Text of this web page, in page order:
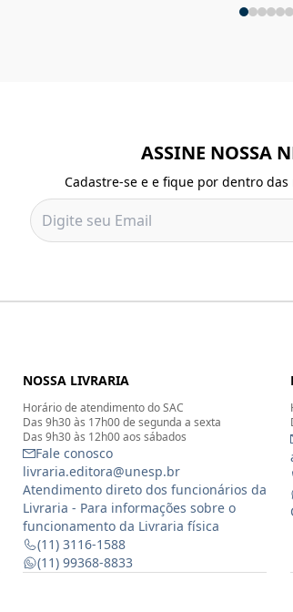
ASSINE NOSSA
Cadastre-se e e fique por dentro
NOSSA LIVRARIA
Horário de atendimento do SAC
Das 9h30 às 17h00 de segunda a sexta
Das 9h30 às 12h00 aos sábados
Fale conosco
livraria.editora@unesp.br
Atendimento direto dos funcionários da
Livraria - Para informações sobre o
funcionamento da Livraria física
(11) 3116-1588
(11) 99368-8833